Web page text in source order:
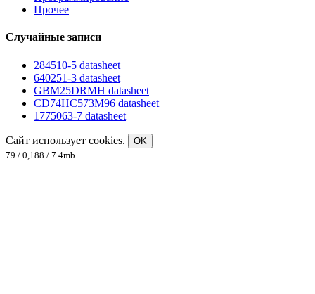
Прочее
Случайные записи
284510-5 datasheet
640251-3 datasheet
GBM25DRMH datasheet
CD74HC573M96 datasheet
1775063-7 datasheet
Сайт использует cookies.
OK
79 / 0,188 / 7.4mb